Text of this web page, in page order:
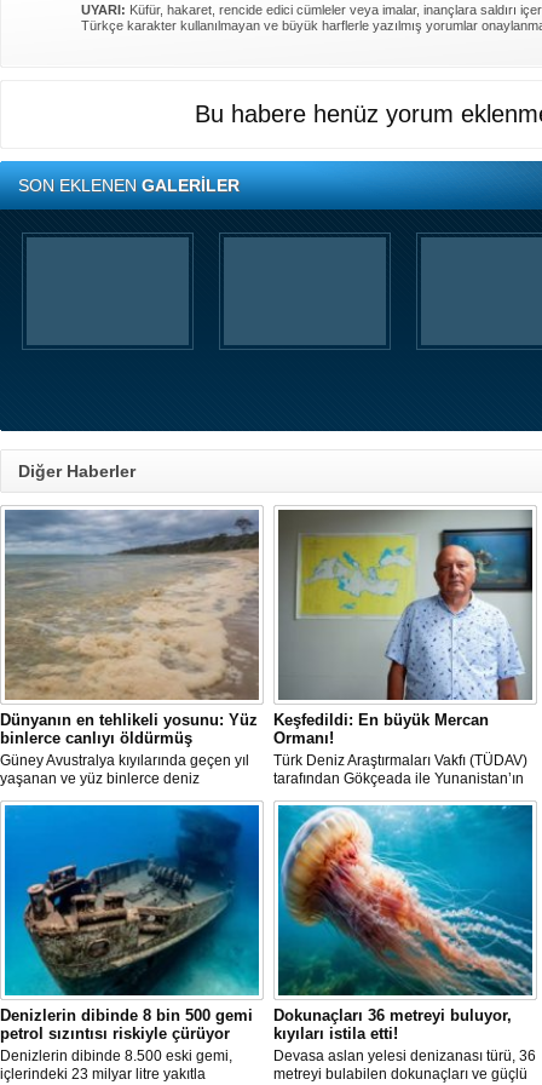
UYARI: Küfür, hakaret, rencide edici cümleler veya imalar, inançlara saldırı
Türkçe karakter kullanılmayan ve büyük harflerle yazılmış yorumlar
Bu habere henüz yorum
SON EKLENENGALERİLER
Diğer Haberler
Dünyanın en tehlikeli yosunu: Yüz
binlerce canlıyı öldürmüş
Güney Avustralya kıyılarında geçen yıl
yaşanan ve yüz binlerce deniz
canlısının ölümüne yol açan çevre
felaketinin arkasındaki yosun türü
incelendi. Araştırmacılar, söz konusu
mikroalgin bugüne kadar incelenen
türler arasında en zehirli örnek
olduğunu ortaya çıkardı.
Keşfedildi: En büyük Mercan
Ormanı!
Türk Deniz Araştırmaları Vakfı (TÜDAV)
tarafından Gökçeada ile Yunanistan’ın
Semadirek Adası arasında yürütülen
araştırmada, Türkiye kara sularında 70
ila 120 metre derinlikte ve 2
kilometreden fazla uzunlukta, Ege
Denizi’ndeki en büyük mercan ormanı
keşfedildi.
Denizlerin dibinde 8 bin 500 gemi
petrol sızıntısı riskiyle çürüyor
Denizlerin dibinde 8.500 eski gemi,
içlerindeki 23 milyar litre yakıtla
Dokunaçları 36 metreyi buluyor,
kıyıları istila etti!
Devasa aslan yelesi denizanası türü, 36
metreyi bulabilen dokunaçları ve güçlü